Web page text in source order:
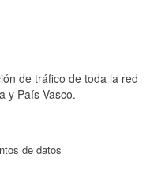
de tráfico de toda la red
y País Vasco.
de datos